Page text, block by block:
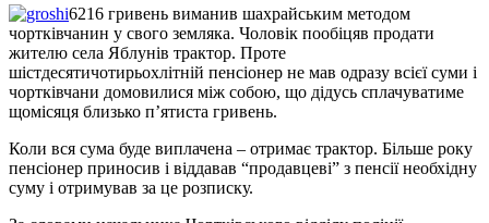
6216 гривень виманив шахрайським методом
чортківчанин у свого земляка. Чоловік пообіцяв продати
жителю села Яблунів трактор. Проте
шістдесятичотирьохлітній пенсіонер не мав одразу всієї суми і
чортківчани домовилися між собою, що дідусь сплачуватиме
щомісяця близько п’ятиста гривень.
Коли вся сума буде виплачена – отримає трактор. Більше року
пенсіонер приносив і віддавав “продавцеві” з пенсії необхідну
суму і отримував за це розписку.